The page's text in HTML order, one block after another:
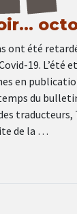
ont été
19. L’été
en
du
de la …